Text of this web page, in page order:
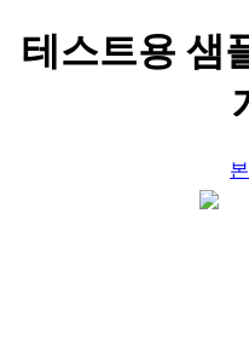
테스트용 샘